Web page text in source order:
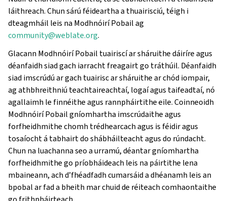
láithreach. Chun sárú féideartha a thuairisciú, téigh i
dteagmháil leis na Modhnóirí Pobail ag
community@weblate.org.
Glacann Modhnóirí Pobail tuairiscí ar sháruithe dáiríre agus
déanfaidh siad gach iarracht freagairt go tráthúil. Déanfaidh
siad imscrúdú ar gach tuairisc ar sháruithe ar chód iompair,
ag athbhreithniú teachtaireachtaí, logaí agus taifeadtaí, nó
agallaimh le finnéithe agus rannpháirtithe eile. Coinneoidh
Modhnóirí Pobail gníomhartha imscrúdaithe agus
forfheidhmithe chomh trédhearcach agus is féidir agus
tosaíocht á tabhairt do shábháilteacht agus do rúndacht.
Chun na luachanna seo a urramú, déantar gníomhartha
forfheidhmithe go príobháideach leis na páirtithe lena
mbaineann, ach d’fhéadfadh cumarsáid a dhéanamh leis an
bpobal ar fad a bheith mar chuid de réiteach comhaontaithe